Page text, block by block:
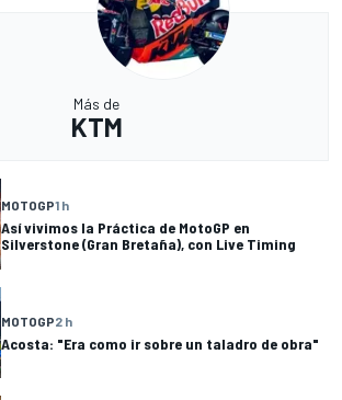
Más de
KTM
MOTOGP1 h
Así vivimos la Práctica de MotoGP en
Silverstone (Gran Bretaña), con Live Timing
MOTOGP2 h
Acosta: "Era como ir sobre un taladro de obra"